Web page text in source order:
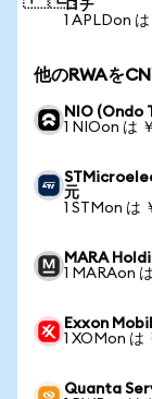
ロチ
1 APLDon
他のRWAを
NIO (Ondo
1 NIOon は
元
1 STMon は
MARA
1 MARAon
Exxon
1 XOMon は
Quanta